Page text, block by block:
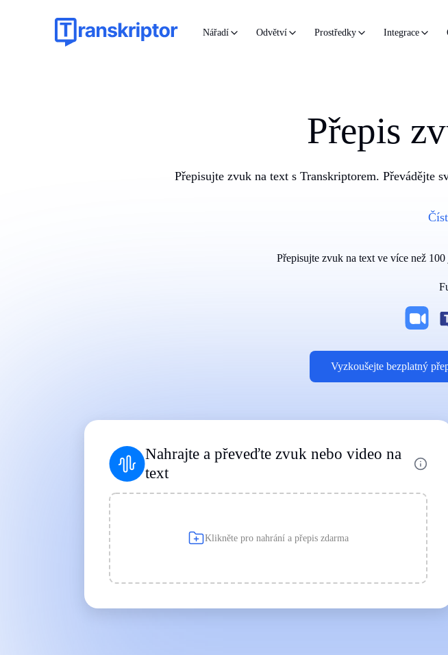
Nářadí Odvětví Prostředky Integrace
Přepis
Přepisujte zvuk na text s Transkriptorem. Převádějte
Podporuje oblíbené
Přepisujte zvuk na text ve více než
Vyzkoušejte bezplatný
Nahrajte a převeďte zvuk nebo video na
text
Klikněte pro nahrání a přepis zdarma